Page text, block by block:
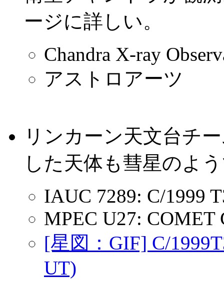
ージに詳しい。
Chandra X-ray
アストロアーツ
リンカーン天文台チ
した天体も彗星のよ
IAUC 7289: C/1999
MPEC U27:
[星図：GIF] C/
UT)